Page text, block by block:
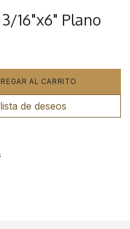
16"x6" Plano
AL CARRITO
de deseos